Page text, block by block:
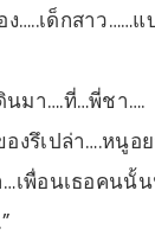
…..เด็กสาว……
นมา….ที่…พี่ชา….
งรึเปล่า….หนูอ
เพื่อนเธอคนนั้น